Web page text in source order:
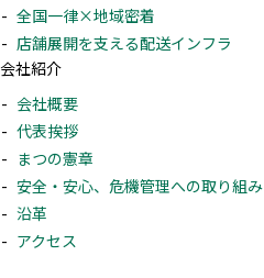
全国一律×地域密着
店舗展開を支える配送インフラ
会社紹介
会社概要
代表挨拶
まつの憲章
安全・安心、危機管理への取り組み
沿革
アクセス